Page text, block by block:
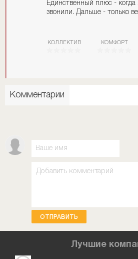
Единственный плюс -
звонили. Дальше - только
КОЛЛЕКТИВ КОМФОРТ
Комментарии
ОТПРАВИТЬ
Лучшие